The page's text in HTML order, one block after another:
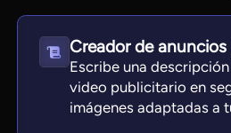
Creador de
Escribe una
video publicitario en
imágenes adaptadas a